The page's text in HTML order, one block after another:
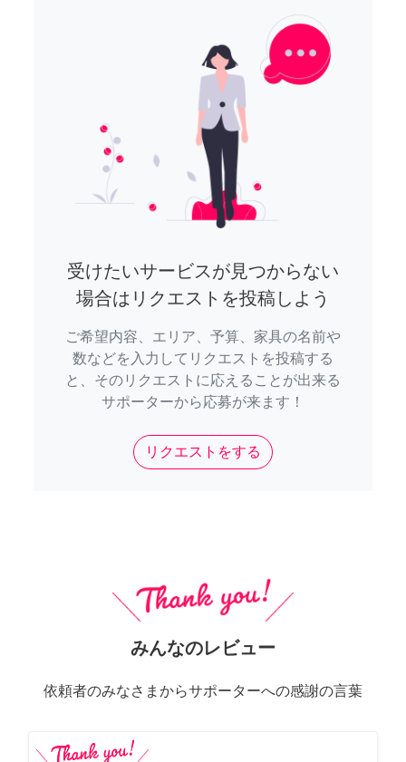
受けたいサービスが見つからない
場合はリクエストを投稿しよう
ご希望内容、エリア、予算、家具の名前や
数などを入力してリクエストを投稿する
と、そのリクエストに応えることが出来る
サポーターから応募が来ます！
リクエストをする
みんなのレビュー
依頼者のみなさまからサポーターへの感謝の言葉